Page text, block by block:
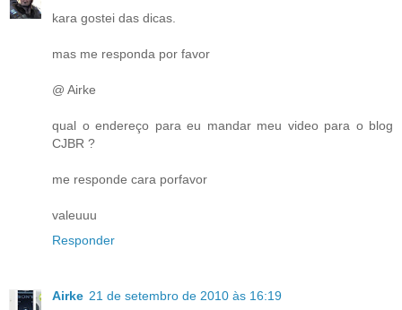
kara gostei das dicas.
mas me responda por favor
@ Airke
qual o endereço para eu mandar meu video para o blog
CJBR ?
me responde cara porfavor
valeuuu
Responder
Airke 21 de setembro de 2010 às 16:19